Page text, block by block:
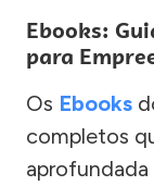
Ebooks:
para
Os Ebooks
completos
aprofundada